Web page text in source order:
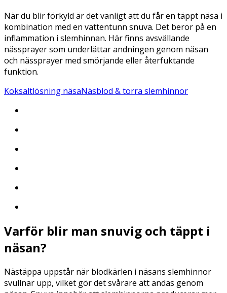
När du blir förkyld är det vanligt att du får en täppt näsa i
kombination med en vattentunn snuva. Det beror på en
inflammation i slemhinnan. Här finns avsvällande
nässprayer som underlättar andningen genom näsan
och nässprayer med smörjande eller återfuktande
funktion.
Koksaltlösning näsaNäsblod & torra slemhinnor
Varför blir man snuvig och täppt i
näsan?
Nästäppa uppstår när blodkärlen i näsans slemhinnor
svullnar upp, vilket gör det svårare att andas genom